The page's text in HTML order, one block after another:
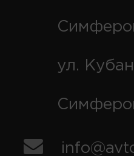
ул.